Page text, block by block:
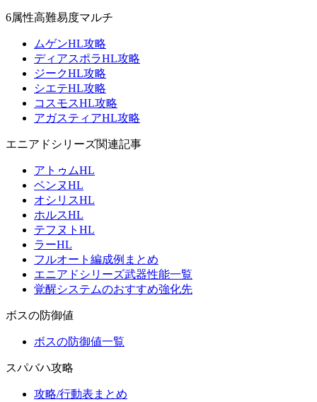
6属性高難易度マルチ
ムゲンHL攻略
ディアスポラHL攻略
ジークHL攻略
シエテHL攻略
コスモスHL攻略
アガスティアHL攻略
エニアドシリーズ関連記事
アトゥムHL
ベンヌHL
オシリスHL
ホルスHL
テフヌトHL
ラーHL
フルオート編成例まとめ
エニアドシリーズ武器性能一覧
覚醒システムのおすすめ強化先
ボスの防御値
ボスの防御値一覧
スパバハ攻略
攻略/行動表まとめ